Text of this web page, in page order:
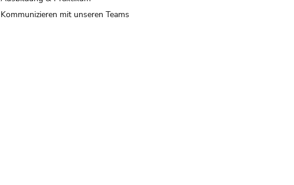
Kommunizieren mit unseren Teams